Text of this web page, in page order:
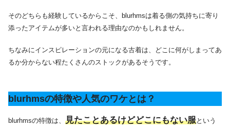
そのどちらも経験しているからこそ、blurhmsは着る側の気持ちに寄り
添ったアイテムが多いと言われる理由なのかもしれません。
ちなみにインスピレーションの元になる古着は、どこに何がしまってあ
るか分からない程たくさんのストックがあるそうです。
blurhmsの特徴や人気のワケとは？
blurhmsの特徴は、 見たことあるけどどこにもない服という